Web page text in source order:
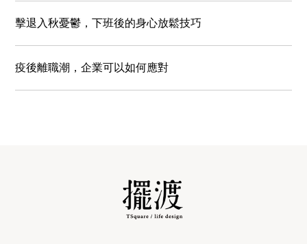
擊退入秋憂鬱，下班後的身心放鬆技巧
疫後離職潮，企業可以如何應對